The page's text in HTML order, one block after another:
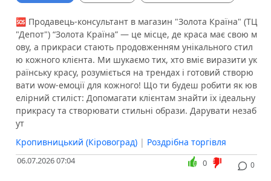
🆘 Продавець-консультант в магазин "Золота Країна" (ТЦ
"Депот") “Золота Країна” — це місце, де краса має свою м
ову, а прикраси стають продовженням унікального стил
ю кожного клієнта. Ми шукаємо тих, хто вміє виразити ук
раїнську красу, розуміється на трендах і готовий створю
вати wow-емоції для кожного! Що ти будеш робити як юв
елірний стиліст: Допомагати клієнтам знайти їх ідеальну
прикрасу та створювати стильні образи. Дарувати незаб
ут
Кропивницький (Кіровоград) | Роздрібна торгівля
06.07.2026 07:04 0
0